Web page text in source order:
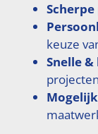
keuze
Snelle